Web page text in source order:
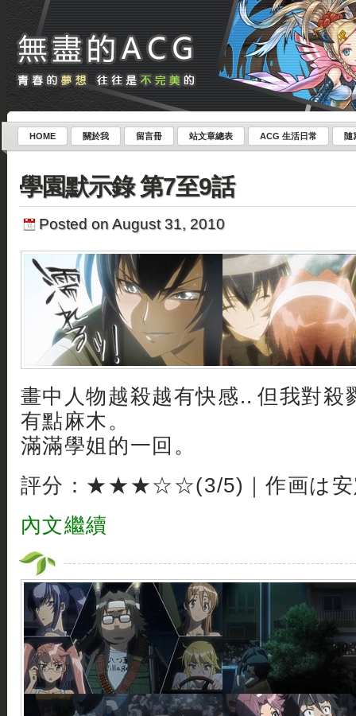
HOME 關於我 留言冊 站文章總表 ACG 生活日常 隨
學園默示錄 第7至9話
Posted on August 31, 2010
畫中人物越殺越有快感.. 但我對殺
有點麻木。
滿滿學姐的一回。
評分：★★★☆☆(3/5)｜作画は安
內文繼續